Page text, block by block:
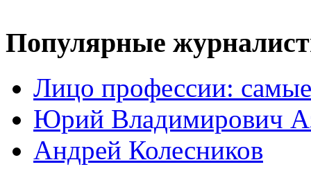
Популярные
Лицо профессии:
Юрий Владимирович
Андрей Колесников